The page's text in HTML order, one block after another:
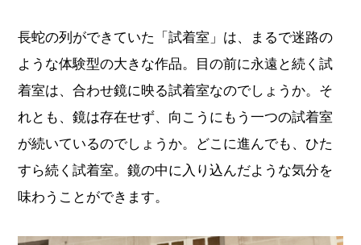
長蛇の列ができていた「試着室」は、まるで迷路の
ような体験型の大きな作品。目の前に永遠と続く試
着室は、合わせ鏡に映る試着室なのでしょうか。そ
れとも、鏡は存在せず、向こうにもう一つの試着室
が続いているのでしょうか。どこに進んでも、ひた
すら続く試着室。鏡の中に入り込んだような気分を
味わうことができます。